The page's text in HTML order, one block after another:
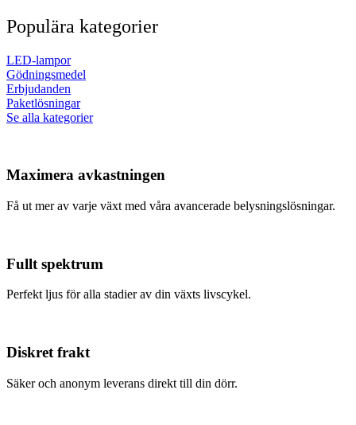
Populära kategorier
LED-lampor
Gödningsmedel
Erbjudanden
Paketlösningar
Se alla kategorier
Maximera avkastningen
Få ut mer av varje växt med våra avancerade belysningslösningar.
Fullt spektrum
Perfekt ljus för alla stadier av din växts livscykel.
Diskret frakt
Säker och anonym leverans direkt till din dörr.